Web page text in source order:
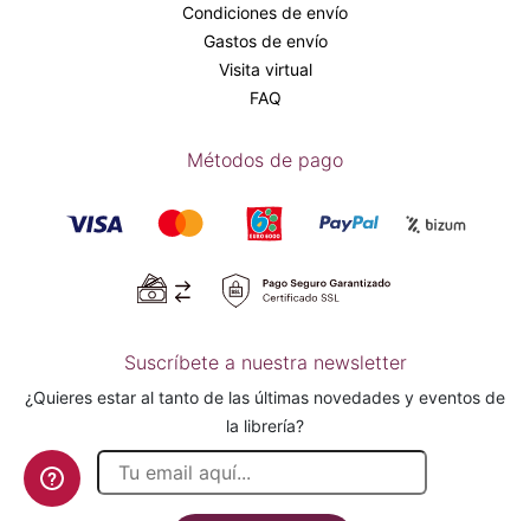
Condiciones de envío
Gastos de envío
Visita virtual
FAQ
Métodos de pago
Suscríbete a nuestra newsletter
¿Quieres estar al tanto de las últimas novedades y eventos de
la librería?